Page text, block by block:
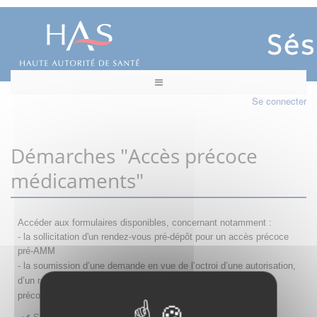
Se connecter
Démarches "Accès précoce
médicaments"
Accéder aux formulaires disponibles, concernant notamment :
- la sollicitation d'un rendez-vous pré-dépôt pour un accès précoce
pré-AMM
- la soumission d’une demande en vue de l’octroi d’une autorisation,
d’un renouvellement, d’une modification ou d’un retrait d'accès
précoce